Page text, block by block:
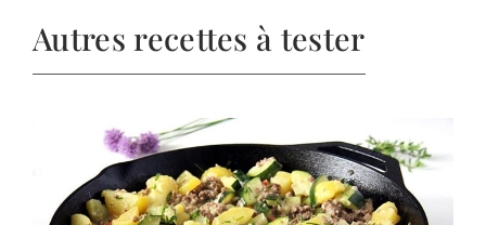
Autres recettes à tester